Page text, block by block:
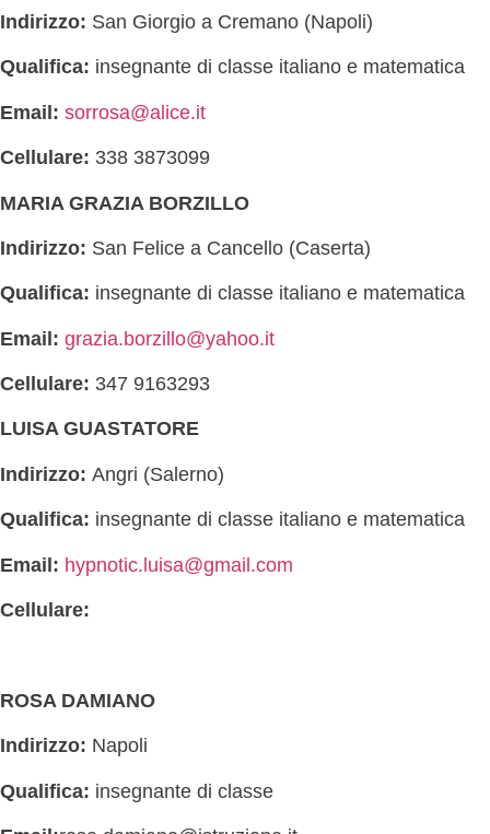
Indirizzo: San Giorgio a Cremano (Napoli)
Qualifica: insegnante di classe italiano e matematica
Email: sorrosa@alice.it
Cellulare: 338 3873099
MARIA GRAZIA BORZILLO
Indirizzo: San Felice a Cancello (Caserta)
Qualifica: insegnante di classe italiano e matematica
Email: grazia.borzillo@yahoo.it
Cellulare: 347 9163293
LUISA GUASTATORE
Indirizzo: Angri (Salerno)
Qualifica: insegnante di classe italiano e matematica
Email: hypnotic.luisa@gmail.com
Cellulare:
ROSA DAMIANO
Indirizzo: Napoli
Qualifica: insegnante di classe